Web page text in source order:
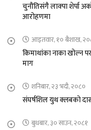
चुनौतिसंगै लाक्पा शेर्पा
आरोहणमा
आइतवार, १० बैशाख,
किमाथांका नाका खोल्न
माग
शनिबार, २३ भदौ, २०८०
संघर्षशिल युथ क्लबको
बुधबार, ३० साउन, २०८१